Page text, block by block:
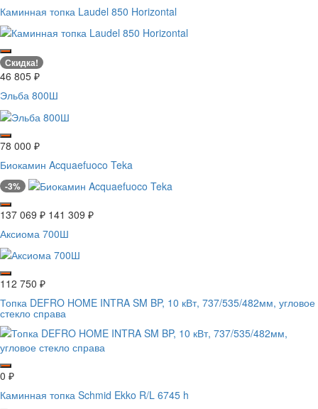
Каминная топка Laudel 850 Horizontal
Скидка!
46 805 ₽
Эльба 800Ш
78 000 ₽
Биокамин Acquaefuoco Teka
-3%
137 069 ₽ 141 309 ₽
Аксиома 700Ш
112 750 ₽
Топка DEFRO HOME INTRA SM BP, 10 кВт, 737/535/482мм, угловое
стекло справа
0 ₽
Каминная топка Schmid Ekko R/L 6745 h